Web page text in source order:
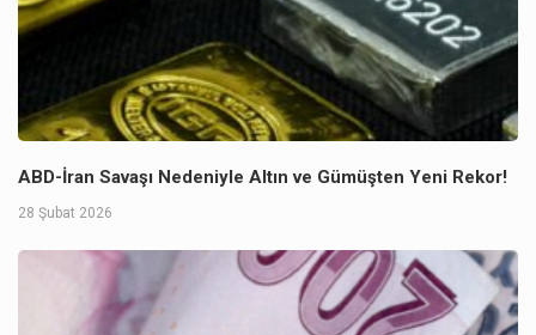
ABD-İran Savaşı Nedeniyle Altın ve Gümüşten Yeni Rekor!
28 Şubat 2026